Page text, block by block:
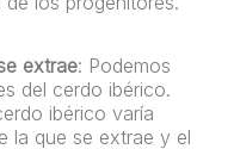
extrae: Podemos
del cerdo ibérico.
ibérico varía
la que se extrae y el